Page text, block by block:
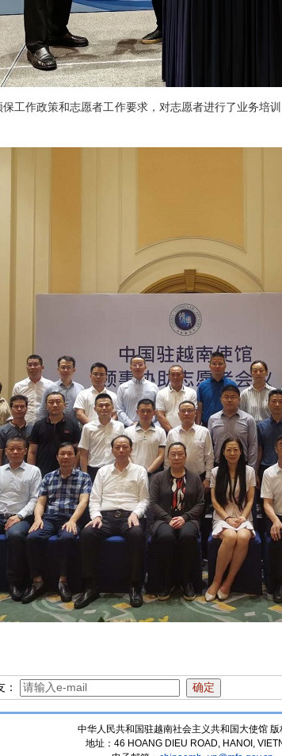
工作政策和志愿者工作要求，对志愿者进行了业务培
：
中华人民共和国驻越南社会主义共和国大使馆 版
地址：46 HOANG DIEU ROAD, HANOI,